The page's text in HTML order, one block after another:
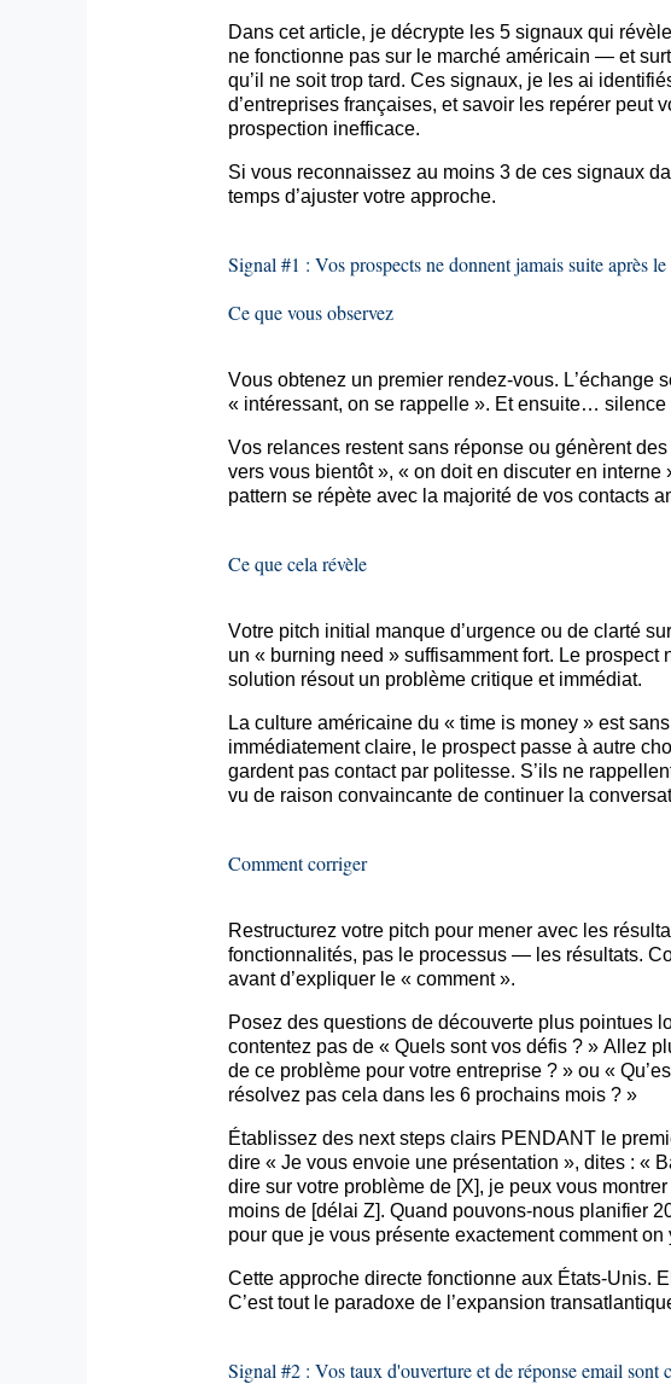
Dans cet article, je décrypte les 5 signaux qui
ne fonctionne pas sur le marché américain — et
qu’il ne soit trop tard. Ces signaux, je les ai
d’entreprises françaises, et savoir les repérer peut
prospection inefficace.
Si vous reconnaissez au moins 3 de ces signaux
temps d’ajuster votre approche.
Signal #1 : Vos prospects ne donnent jamais suite après
Ce que vous observez
Vous obtenez un premier rendez-vous. L’échange
« intéressant, on se rappelle ». Et ensuite… silence
Vos relances restent sans réponse ou génèrent
vers vous bientôt », « on doit en discuter en interne
pattern se répète avec la majorité de vos contacts
Ce que cela révèle
Votre pitch initial manque d’urgence ou de clarté
un « burning need » suffisamment fort. Le prospect
solution résout un problème critique et immédiat.
La culture américaine du « time ismoney » est
immédiatement claire, le prospect passe à autre
gardent pas contact par politesse. S’ils ne
vu de raison convaincante de continuer la
Comment corriger
Restructurez votre pitch pour mener avec les
fonctionnalités, pas le processus — les résultats.
avant d’expliquer le « comment ».
Posez des questions de découverte plus pointues
contentez pas de « Quels sont vos défis ? » Allez
de ce problème pour votre entreprise ? » ou «
résolvez pas cela dans les 6 prochains mois ? »
Établissez des next stepsclairs PENDANT le
dire « Je vous envoie une présentation », dites : «
dire sur votre problème de [X], je peux vous
moins de [délai Z]. Quand pouvons-nous planifier
pour que je vous présente exactement comment on
Cette approche directe fonctionne aux États-Unis.
C’est tout le paradoxe de l’expansion
Signal #2 : Vos taux d'ouverture et de réponseemail sont